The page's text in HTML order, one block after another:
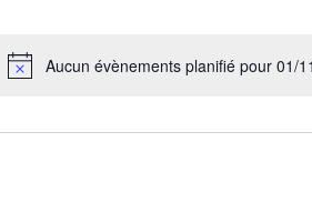
Aucun évènements planifié pour 01/